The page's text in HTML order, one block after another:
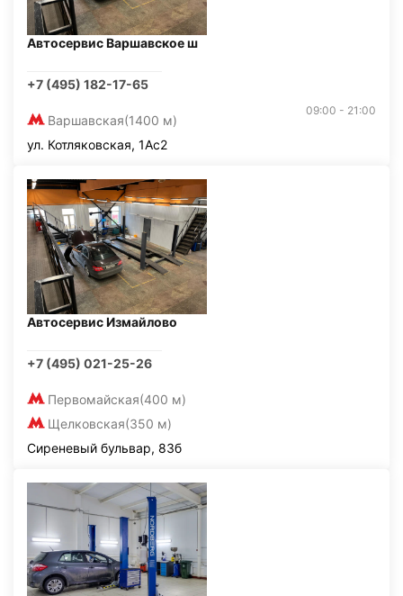
Автосервис Варшавское ш
+7 (495) 182-17-65
Варшавская(1400 м)
09:00 - 21:00
ул. Котляковская, 1Ас2
Автосервис Измайлово
+7 (495) 021-25-26
Первомайская(400 м)
Щелковская(350 м)
Сиреневый бульвар, 83б